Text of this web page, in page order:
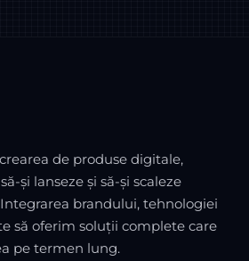
de produse digitale,
și lanseze și să-și scaleze
brandului, tehnologiei
să oferim soluții complete care
pe termen lung.